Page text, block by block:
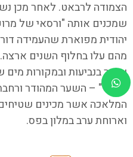
הצמודה לרבאט. לאחר מכן
שמכנים אותה "ורסאי של
יהודית מפוארת שהעמידה
מהם עלו בחלוף השנים ארצה.
עשיר בנביעות ובמקורות
מנסור" – השער המהודר
המלאכה אשר מכינים שטיחים
וארוחת ערב במלון בפס.